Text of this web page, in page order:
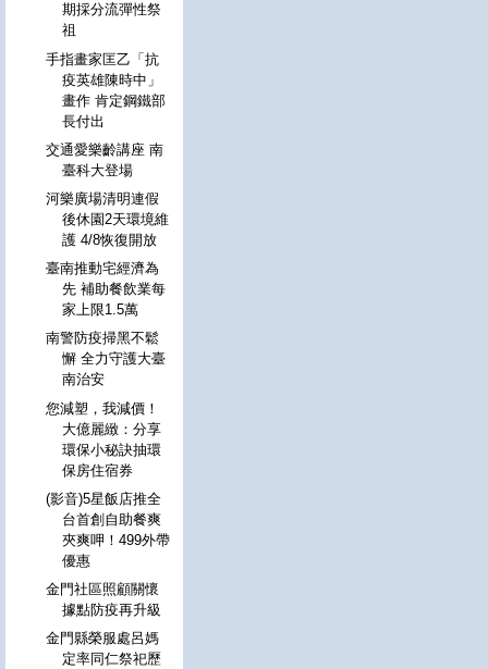
期採分流彈性祭
祖
手指畫家匡乙「抗
疫英雄陳時中」
畫作 肯定鋼鐵部
長付出
交通愛樂齡講座 南
臺科大登場
河樂廣場清明連假
後休園2天環境維
護 4/8恢復開放
臺南推動宅經濟為
先 補助餐飲業每
家上限1.5萬
南警防疫掃黑不鬆
懈 全力守護大臺
南治安
您減塑，我減價！
大億麗緻：分享
環保小秘訣抽環
保房住宿券
(影音)5星飯店推全
台首創自助餐爽
夾爽呷！499外帶
優惠
金門社區照顧關懷
據點防疫再升級
金門縣榮服處呂媽
定率同仁祭祀歷